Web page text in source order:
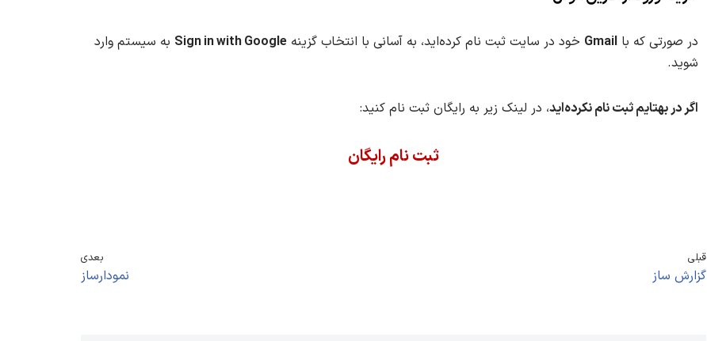
در صورتی که با Gmail خود در سایت ثبت نام کرده‌اید، به آسانی با انتخاب گزینه Sign in with Google به سیستم وارد
شوید.
اگر در بهتایم ثبت نام نکرده‌اید، در لینک زیر به رایگان ثبت نام کنید:
ثبت نام رایگان
قبلی
گزارش ساز
بعدی
نمودارساز